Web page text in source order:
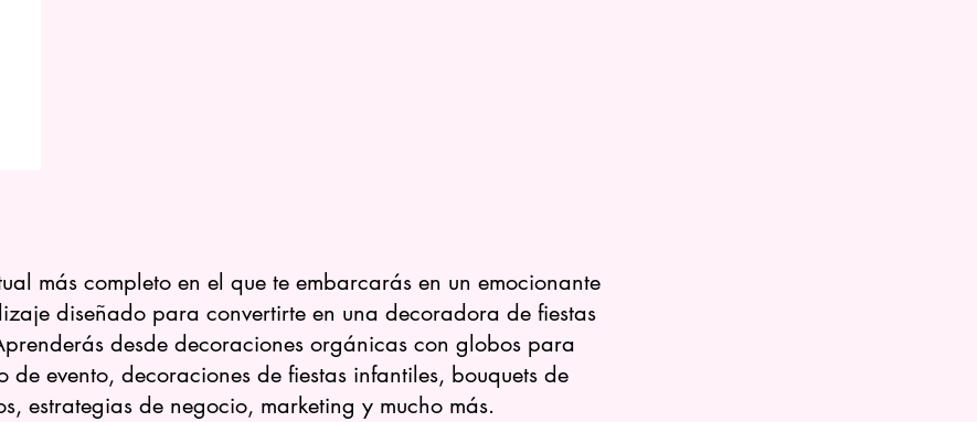
más completo en el que te embarcarás en un emocionante
diseñado para convertirte en una decoradora de fiestas
desde decoraciones orgánicas con globos para
de evento, decoraciones de fiestas infantiles, bouquets de
estrategias de negocio, marketing y mucho más.